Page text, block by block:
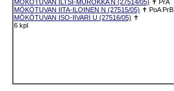
MÖKÖTUVAN ILTSI-MUROKKA N (27514/05) ✝ PrA
MÖKÖTUVAN IITA-ILOINEN N (27515/05) ✝ PoA PrB
MÖKÖTUVAN ISO-IIVARI U (27516/05) ✝
6 kpl